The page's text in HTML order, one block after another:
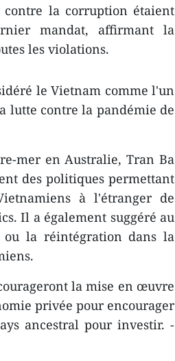
la corruption étaient
mandat, affirmant la
les violations.
le Vietnam comme l'un
lutte contre la pandémie de
mer en Australie, Tran Ba
des politiques permettant
à l'étranger de
Il a également suggéré au
la réintégration dans la
la mise en œuvre
privée pour encourager
ancestral pour investir. -